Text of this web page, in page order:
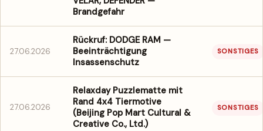
Brandgefahr
27.06.2026
Rückruf: DODGE RAM —
Beeinträchtigung
Insassenschutz
SONSTIGES
27.06.2026
Relaxday Puzzlematte mit
Rand 4x4 Tiermotive
(Beijing Pop Mart Cultural &
Creative Co., Ltd.)
SONSTIGES